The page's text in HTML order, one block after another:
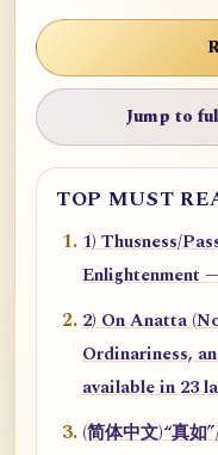
Jump to
TOP MUST
1) Thusness/
Enlightenment
2) On Anatta
Ordinariness,
available in 23
(简体中文)“真如